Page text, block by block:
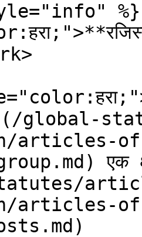
%}
global-
articles-
एक
articles-